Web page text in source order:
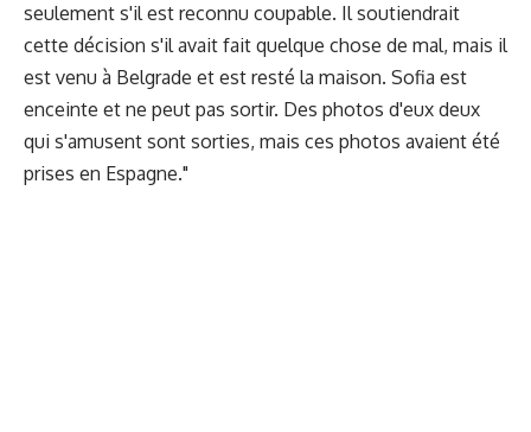
seulement s'il est reconnu coupable. Il soutiendrait
cette décision s'il avait fait quelque chose de mal, mais il
est venu à Belgrade et est resté la maison. Sofia est
enceinte et ne peut pas sortir. Des photos d'eux deux
qui s'amusent sont sorties, mais ces photos avaient été
prises en Espagne."